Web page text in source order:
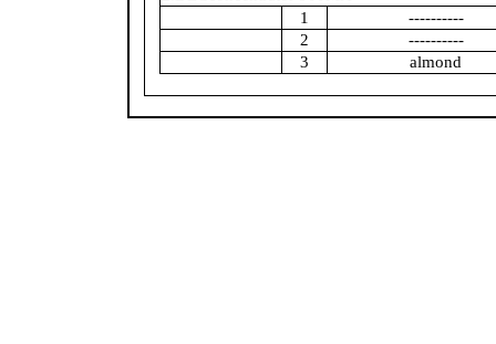
1
----------
2
----------
3
almond